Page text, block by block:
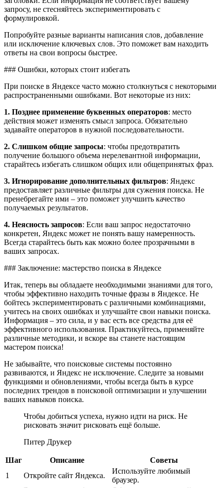
запросу, не стесняйтесь экспериментировать с
формулировкой.
Попробуйте разные варианты написания слов, добавление
или исключение ключевых слов. Это поможет вам находить
ответы на свои вопросы быстрее.
### Ошибки, которых стоит избегать
При поиске в Яндексе часто можно столкнуться с некоторыми
распространенными ошибками. Вот некоторые из них:
1. Позднее применение буквенных операторов: место
действия может изменять смысл запроса. Обязательно
задавайте операторов в нужной последовательности.
2. Слишком общие запросы: чтобы предотвратить
получение большого объема нерелевантной информации,
старайтесь избегать слишком общих или общепринятых фраз.
3. Игнорирование дополнительных фильтров: Яндекс
предоставляет различные фильтры для сужения поиска. Не
пренебрегайте ими – это поможет улучшить качество
получаемых результатов.
4. Неясность запросов: Если ваш запрос недостаточно
конкретен, Яндекс может не понять вашу намеренность.
Всегда старайтесь быть как можно более прозрачными в
ваших запросах.
### Заключение: мастерство поиска в Яндексе
Итак, теперь вы обладаете необходимыми знаниями для того,
чтобы эффективно находить точные фразы в Яндексе. Не
бойтесь экспериментировать с различными комбинациями,
учитесь на своих ошибках и улучшайте свои навыки поиска.
Информация – это сила, и у вас есть все средства для её
эффективного использования. Практикуйтесь, применяйте
различные методики, и вскоре вы станете настоящим
мастером поиска!
Не забывайте, что поисковые системы постоянно
развиваются, и Яндекс не исключение. Следите за новыми
функциями и обновлениями, чтобы всегда быть в курсе
последних трендов в поисковой оптимизации и улучшении
ваших навыков поиска.
Чтобы добиться успеха, нужно идти на риск. Не
рисковать значит рисковать ещё больше.
Питер Друкер
Шаг Описание
Советы
1
Откройте сайт Яндекса.
Используйте любимый
браузер.